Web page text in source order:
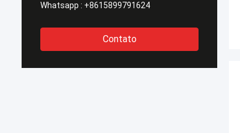
Whatsapp : +8615899791624
Contato